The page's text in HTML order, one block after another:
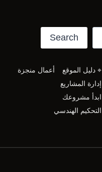
Search
⌖ دليل الموقع
أعمال منجزة
إدارة المشاريع
ابدأ مشروعك
التحكيم الهندسي